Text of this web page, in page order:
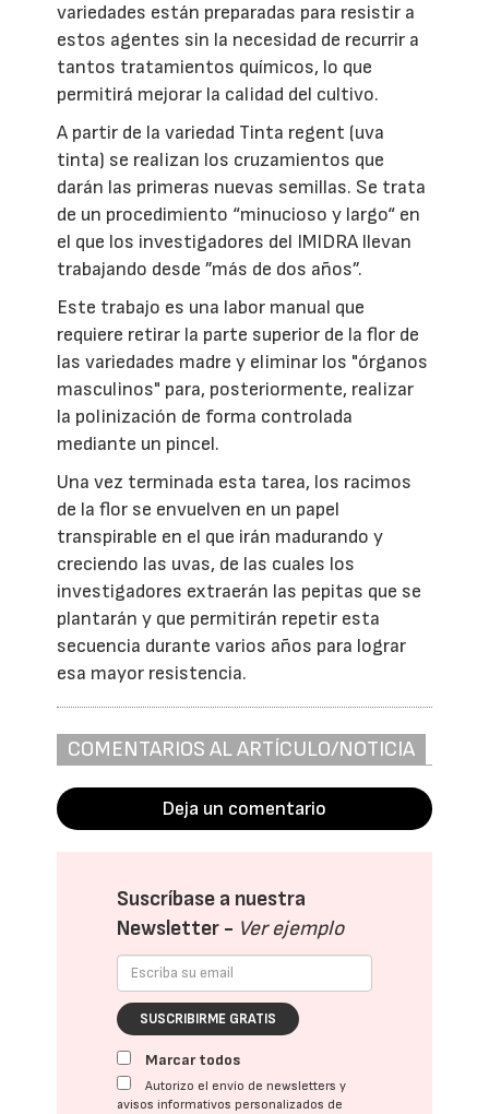
variedades están preparadas para resistir a
estos agentes sin la necesidad de recurrir a
tantos tratamientos químicos, lo que
permitirá mejorar la calidad del cultivo.
A partir de la variedad Tinta regent (uva
tinta) se realizan los cruzamientos que
darán las primeras nuevas semillas. Se trata
de un procedimiento “minucioso y largo“ en
el que los investigadores del IMIDRA llevan
trabajando desde ”más de dos años”.
Este trabajo es una labor manual que
requiere retirar la parte superior de la flor de
las variedades madre y eliminar los "órganos
masculinos" para, posteriormente, realizar
la polinización de forma controlada
mediante un pincel.
Una vez terminada esta tarea, los racimos
de la flor se envuelven en un papel
transpirable en el que irán madurando y
creciendo las uvas, de las cuales los
investigadores extraerán las pepitas que se
plantarán y que permitirán repetir esta
secuencia durante varios años para lograr
esa mayor resistencia.
COMENTARIOS AL ARTÍCULO/NOTICIA
Deja un comentario
Suscríbase a nuestra
Newsletter - Ver ejemplo
SUSCRIBIRME GRATIS
Marcar todos
Autorizo el envío de newsletters y
avisos informativos personalizados de